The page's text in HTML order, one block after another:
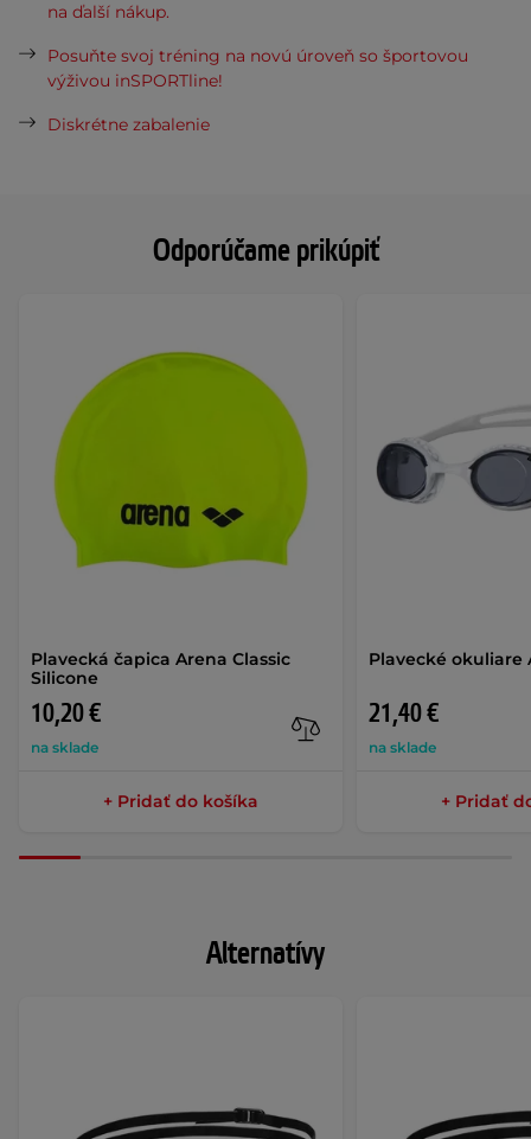
Odporúčame prikúpiť
Plavecká čapica Arena Classic
Silicone
10,20 €
na sklade
+ Pridať do košíka
Plavecké okuliare
21,40 €
na sklade
+ Pridať
na ďalší nákup.
Posuňte svoj tréning na novú úroveň so športovou
výživou inSPORTline!
Diskrétne zabalenie
Alternatívy